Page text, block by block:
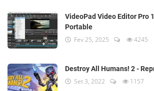
VideoPad Video Editor Pro
Portable
Fev 25, 2025 4245
Destroy All Humans! 2 -
Set 3, 2022 1157